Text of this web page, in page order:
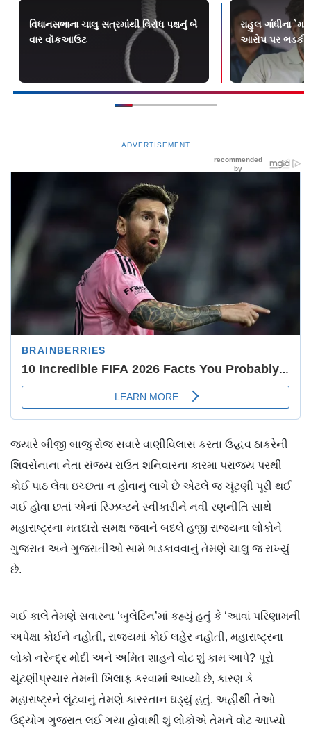
વિધાનસભાના ચાલુ સત્રમાંથી વિરોધ પક્ષનું બે
વાર વૉકઆઉટ
રાહુલ ગાંધીના
આરોપ પર ભડકી
ADVERTISEMENT
જ્યારે બીજી બાજુ રોજ સવારે વાણીવિલાસ કરતા ઉદ્ધવ ઠાકરેની
શિવસેનાના નેતા સંજય રાઉત શનિવારના કારમા પરાજય પરથી
કોઈ પાઠ લેવા ઇચ્છતા ન હોવાનું લાગે છે એટલે જ ચૂંટણી પૂરી થઈ
ગઈ હોવા છતાં એનાં રિઝલ્ટને સ્વીકારીને નવી રણનીતિ સાથે
મહારાષ્ટ્રના મતદારો સમક્ષ જવાને બદલે હજી રાજ્યના લોકોને
ગુજરાત અને ગુજરાતીઓ સામે ભડકાવવાનું તેમણે ચાલુ જ રાખ્યું
છે.
ગઈ કાલે તેમણે સવારના ‘બુલેટિન’માં કહ્યું હતું કે ‘આવાં પરિણામની
અપેક્ષા કોઈને નહોતી, રાજ્યમાં કોઈ લહેર નહોતી, મહારાષ્ટ્રના
લોકો નરેન્દ્ર મોદી અને અમિત શાહને વોટ શું કામ આપે? પૂરો
ચૂંટણીપ્રચાર તેમની ખિલાફ કરવામાં આવ્યો છે, કારણ કે
મહારાષ્ટ્રને લૂંટવાનું તેમણે કારસ્તાન ઘડ્યું હતું. અહીંથી તેઓ
ઉદ્યોગ ગુજરાત લઈ ગયા હોવાથી શું લોકોએ તેમને વોટ આપ્યો